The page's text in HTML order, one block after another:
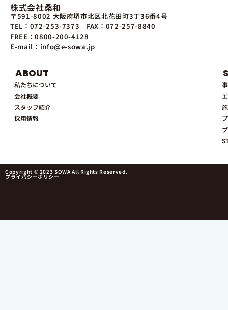
株式会社桑和
〒591-8002 大阪府堺市北区北花田町3丁36番4号
TEL：072-253-7373 FAX：072-257-8840
FREE：0800-200-4128
E-mail：info@e-sowa.jp
ABOUT
私たちについて
会社概要
スタッフ紹介
採用情報
Copyright © 2023 SOWA All Rights Reserved.
プライバシーポリシー